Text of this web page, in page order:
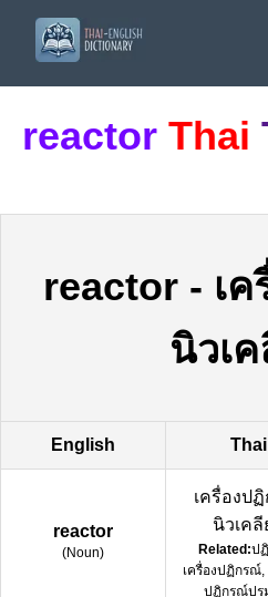
reactor Thai
reactor - เ
นิวเ
English Thai
reactor
(Noun)
เครื่องป
นิวเคลี
Related:ป
เครื่องปฏิกรณ์,
ปฏิกรณ์ป